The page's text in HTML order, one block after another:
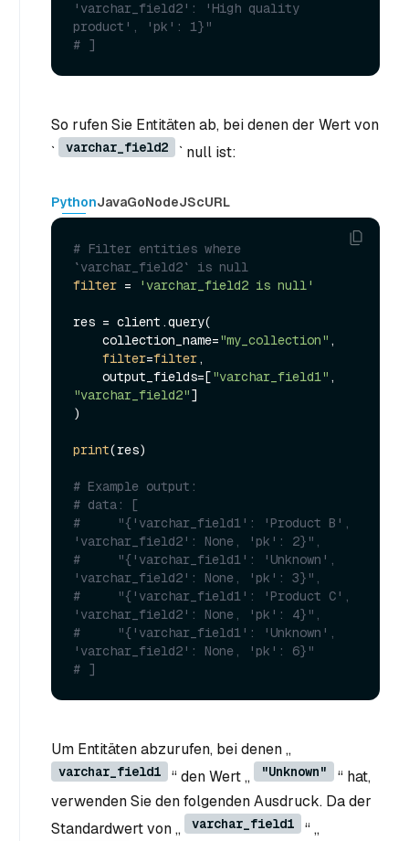
'varchar_field2': 'High quality
product', 'pk': 1}"
# ]
So rufen Sie Entitäten ab, bei denen der Wert von
`
varchar_field2 ` null ist:
PythonJavaGoNodeJScURL
# Filter entities where
`varchar_field2` is null
filter = 'varchar_field2 is null'
res = client.query(
    collection_name=
"my_collection" ,
filter=filter,
    output_fields=[
"varchar_field1"
"varchar_field2"]
)
print(res)
# Example output:
# data: [
#     "{'varchar_field1': 'Product B',
'varchar_field2': None, 'pk': 2}",
#     "{'varchar_field1': 'Unknown',
'varchar_field2': None, 'pk': 3}",
#     "{'varchar_field1': 'Product C',
'varchar_field2': None, 'pk': 4}",
#     "{'varchar_field1': 'Unknown',
'varchar_field2': None, 'pk': 6}"
# ]
Um Entitäten abzurufen, bei denen „
varchar_field1 “ den Wert „ "Unknown"
“ hat,
verwenden Sie den folgenden Ausdruck. Da der
Standardwert von „
varchar_field1 “ „